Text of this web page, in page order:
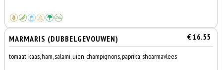
MARMARIS (DUBBELGEVOUWEN) € 16.55
tomaat, kaas, ham, salami, uien, champignons, paprika, shoarmavlees